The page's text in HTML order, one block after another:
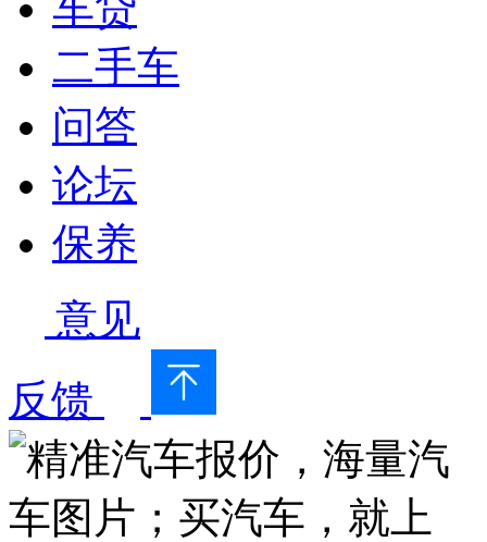
二手车
问答
论坛
保养
意见
反馈